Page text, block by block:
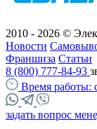
2010 - 2026 ©
Новости
Франшиза Статьи
8 (800) 777-84-93
Время работы:
задать вопрос